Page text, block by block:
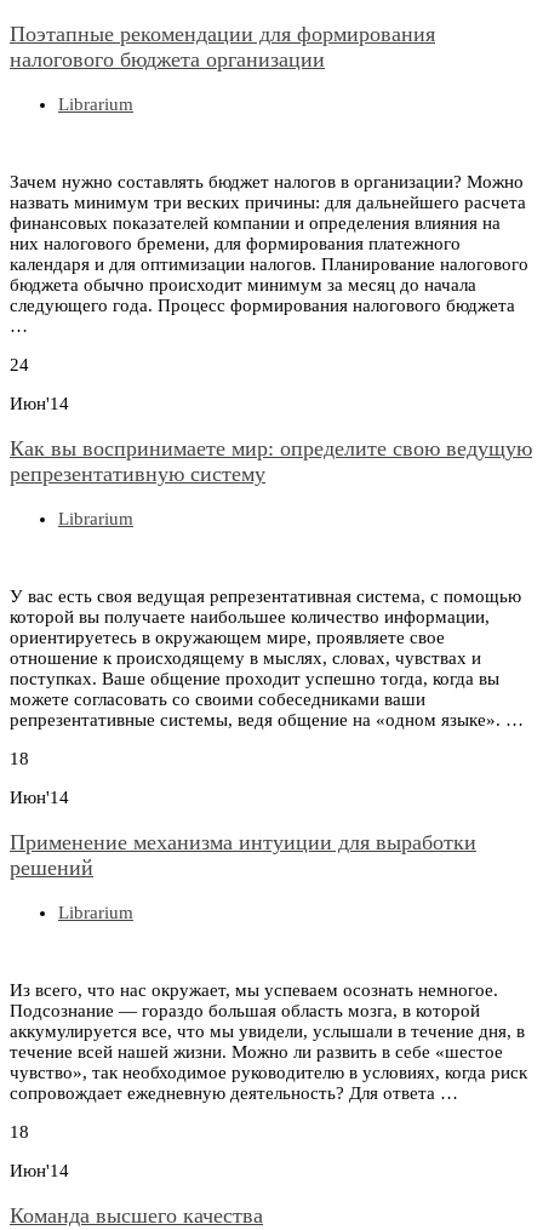
Поэтапные рекомендации для формирования
налогового бюджета организации
Librarium
Зачем нужно составлять бюджет налогов в организации? Можно
назвать минимум три веских причины: для дальнейшего расчета
финансовых показателей компании и определения влияния на
них налогового бремени, для формирования платежного
календаря и для оптимизации налогов. Планирование налогового
бюджета обычно происходит минимум за месяц до начала
следующего года. Процесс формирования налогового бюджета
…
24
Июн'14
Как вы воспринимаете мир: определите свою ведущую
репрезентативную систему
Librarium
У вас есть своя ведущая репрезентативная система, с помощью
которой вы получаете наибольшее количество информации,
ориентируетесь в окружающем мире, проявляете свое
отношение к происходящему в мыслях, словах, чувствах и
поступках. Ваше общение проходит успешно тогда, когда вы
можете согласовать со своими собеседниками ваши
репрезентативные системы, ведя общение на «одном языке». …
18
Июн'14
Применение механизма интуиции для выработки
решений
Librarium
Из всего, что нас окружает, мы успеваем осознать немногое.
Подсознание — гораздо большая область мозга, в которой
аккумулируется все, что мы увидели, услышали в течение дня, в
течение всей нашей жизни. Можно ли развить в себе «шестое
чувство», так необходимое руководителю в условиях, когда риск
сопровождает ежедневную деятельность? Для ответа …
18
Июн'14
Команда высшего качества